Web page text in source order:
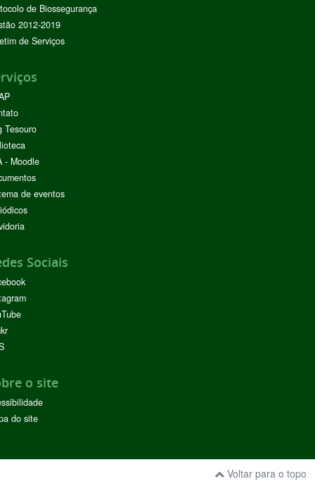
de Biossegurança
2012-2019
de Serviços
Tesouro
- Moodle
de eventos
Sociais
o site
do site
Voltar para o topo